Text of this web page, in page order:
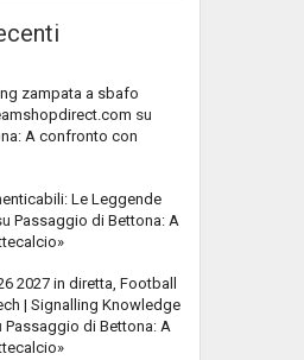
zampata a sbafo
su
A confronto con
Le Leggende
Passaggio di Bettona: A
2027 in diretta, Football
| Signalling Knowledge
Passaggio di Bettona: A